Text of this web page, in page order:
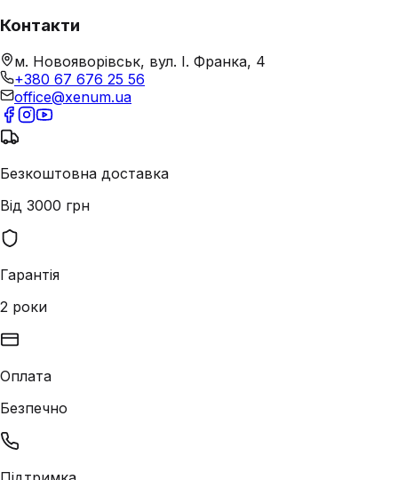
Контакти
м. Новояворівськ, вул. І. Франка, 4
+380 67 676 25 56
office@xenum.ua
Безкоштовна доставка
Від 3000 грн
Гарантія
2 роки
Оплата
Безпечно